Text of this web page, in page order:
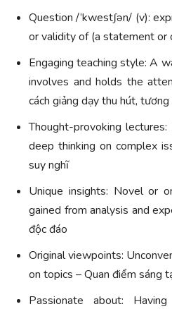
Question /’kwestʃən/ (v):
or validity of (a statement or
Engaging teaching style: A
involves and holds the
cách giảng dạy thu hút,
Thought-provoking
deep thinking on complex
suy nghĩ
Unique insights: Novel or
gained from analysis and
độc đáo
Original viewpoints:
on topics – Quan điểm sáng
Passionate about: